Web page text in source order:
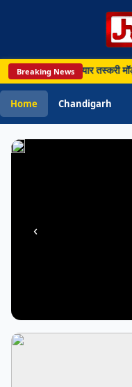
Breaking News
पार नशा और हथियार तस्करी
Home Chandigarh
‹
पानी;
विभाग
ने
बढ़ाई
जागरूकता